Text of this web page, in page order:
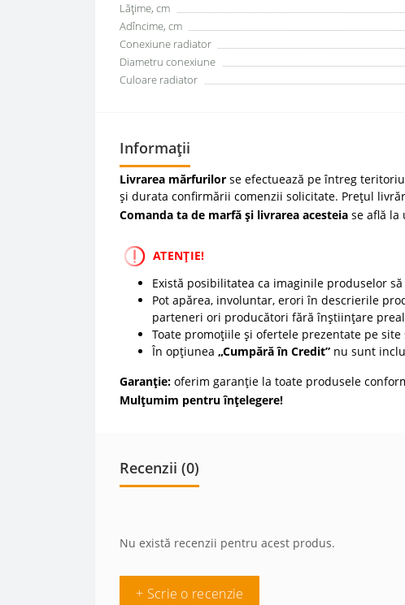
Lățime, cm
Adîncime, cm
Conexiune radiator
Diametru conexiune
Culoare radiator
Informații
Livrarea mărfurilor se efectuează pe întreg
și durata confirmării comenzii solicitate. Prețul
Comanda ta de marfă și livrarea acesteia se află la
ATENȚIE!
Există posibilitatea ca imaginile produselor
Pot apărea, involuntar, erori în descrierile
parteneri ori producători fără înștiințare
Toate promoțiile și ofertele prezentate pe
În opțiunea „Cumpără în Credit” nu sunt
Garanție: oferim garanție la toate produsele
Mulțumim pentru înțelegere!
Recenzii (0)
Nu există recenzii pentru acest produs.
+ Scrie o recenzie